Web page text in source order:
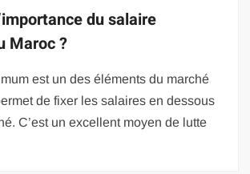
du salaire
Maroc ?
est un des éléments du marché
de fixer les salaires en dessous
C’est un excellent moyen de lutte